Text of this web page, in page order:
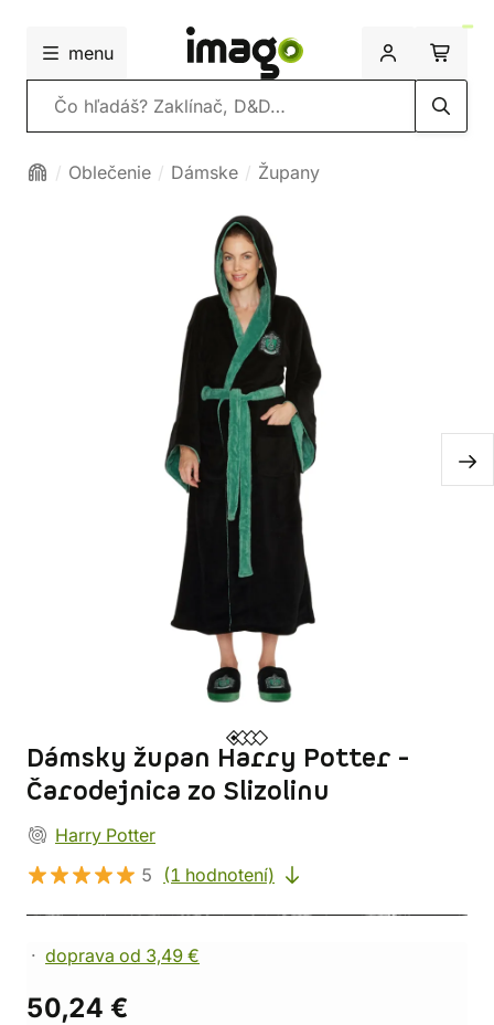
menu
Vyhľadávanie
Oblečenie Dámske Župany
Dámsky župan Harry Potter -
Čarodejnica zo Slizolinu
Harry Potter
5
(1 hodnotení)
doprava od 3,49 €
50,24 €